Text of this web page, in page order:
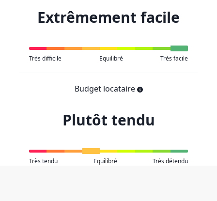
Extrêmement facile
Très difficile Equilibré Très facile
Budget locataire
Plutôt tendu
Très tendu Equilibré Très détendu